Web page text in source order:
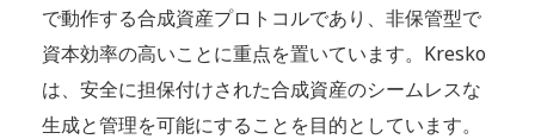
で動作する合成資産プロトコルであり、非保管型で
資本効率の高いことに重点を置いています。Kresko
は、安全に担保付けされた合成資産のシームレスな
生成と管理を可能にすることを目的としています。